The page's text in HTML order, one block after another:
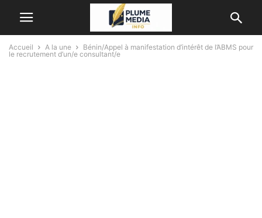
Accueil A la une
Bénin/Appel à manifestation d’intérêt de l’ABMS pour
le recrutement d’un/e consultant/e